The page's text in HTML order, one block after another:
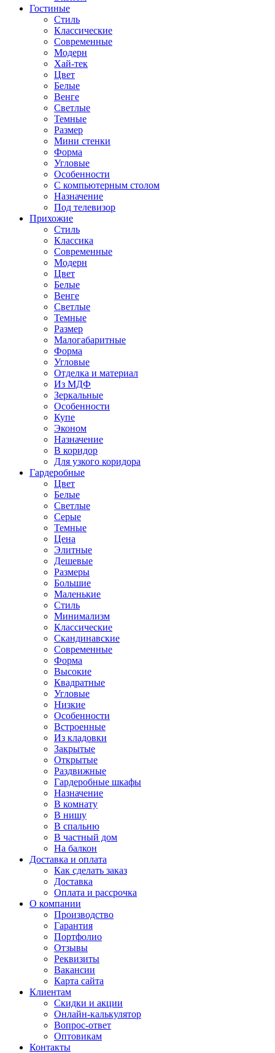
Гостиные
Стиль
Классические
Современные
Модерн
Хай-тек
Цвет
Белые
Венге
Светлые
Темные
Размер
Мини стенки
Форма
Угловые
Особенности
С компьютерным столом
Назначение
Под телевизор
Прихожие
Стиль
Классика
Современные
Модерн
Цвет
Белые
Венге
Светлые
Темные
Размер
Малогабаритные
Форма
Угловые
Отделка и материал
Из МДФ
Зеркальные
Особенности
Купе
Эконом
Назначение
В коридор
Для узкого коридора
Гардеробные
Цвет
Белые
Светлые
Серые
Темные
Цена
Элитные
Дешевые
Размеры
Большие
Маленькие
Стиль
Минимализм
Классические
Скандинавские
Современные
Форма
Высокие
Квадратные
Угловые
Низкие
Особенности
Встроенные
Из кладовки
Закрытые
Открытые
Раздвижные
Гардеробные шкафы
Назначение
В комнату
В нишу
В спальню
В частный дом
На балкон
Доставка и оплата
Как сделать заказ
Доставка
Оплата и рассрочка
О компании
Производство
Гарантия
Портфолио
Отзывы
Реквизиты
Вакансии
Карта сайта
Клиентам
Скидки и акции
Онлайн-калькулятор
Вопрос-ответ
Оптовикам
Контакты